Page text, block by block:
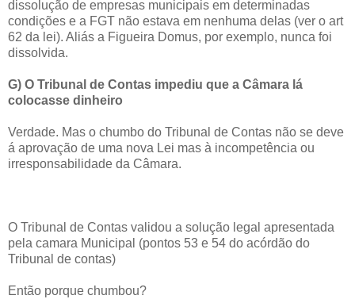
dissolução de empresas municipais em determinadas
condições e a FGT não estava em nenhuma delas (ver o art
62 da lei). Aliás a Figueira Domus, por exemplo, nunca foi
dissolvida.
G) O Tribunal de Contas impediu que a Câmara lá
colocasse dinheiro
Verdade. Mas o chumbo do Tribunal de Contas não se deve
á aprovação de uma nova Lei mas à incompetência ou
irresponsabilidade da Câmara.
O Tribunal de Contas validou a solução legal apresentada
pela camara Municipal (pontos 53 e 54 do acórdão do
Tribunal de contas)
Então porque chumbou?